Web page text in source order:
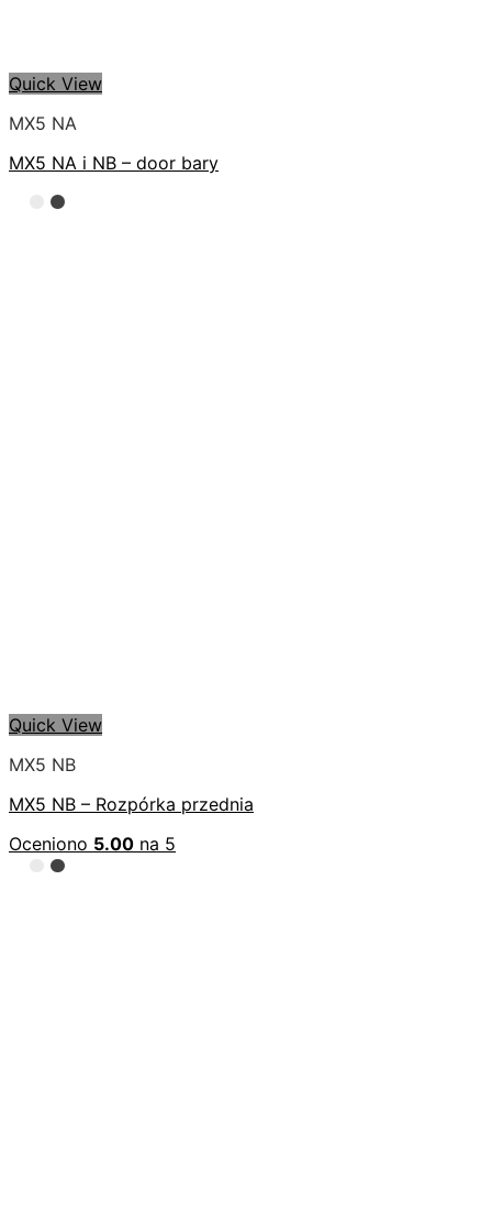
Quick View
MX5 NA
MX5 NA i NB – door bary
Quick View
MX5 NB
MX5 NB – Rozpórka przednia
Oceniono 5.00 na 5